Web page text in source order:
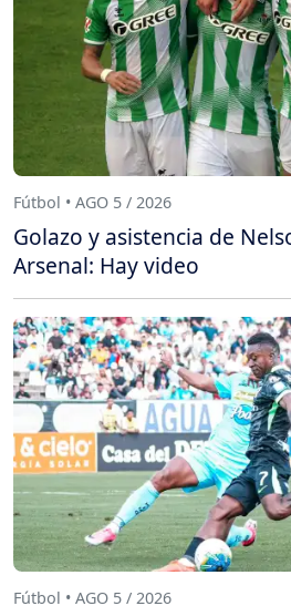
Fútbol • AGO 5 / 2026
Golazo y asistencia de
Arsenal: Hay video
Fútbol • AGO 5 / 2026